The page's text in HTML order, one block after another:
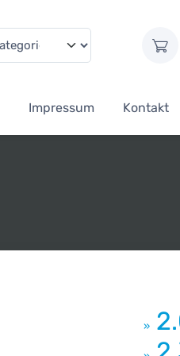
Impressum Kontakt
»